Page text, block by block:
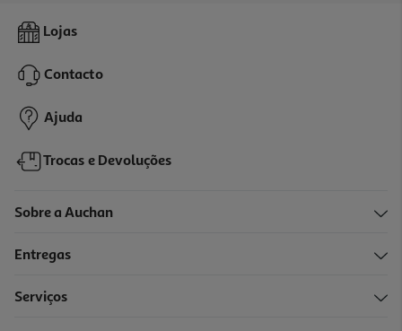
Adesivo Transdérmico Nicorette 15mg/ 16h 14 Unid
57,79 €
Lojas
Contacto
Ajuda
Trocas e Devoluções
Sobre a Auchan
Entregas
Serviços